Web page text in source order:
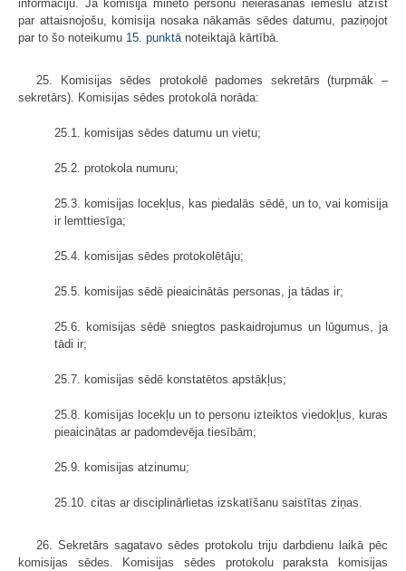
informāciju. Ja komisija minēto personu neierašanās iemeslu atzīst
par attaisnojošu, komisija nosaka nākamās sēdes datumu, paziņojot
par to šo noteikumu 15. punktā noteiktajā kārtībā.
25. Komisijas sēdes protokolē padomes sekretārs (turpmāk –
sekretārs). Komisijas sēdes protokolā norāda:
25.1. komisijas sēdes datumu un vietu;
25.2. protokola numuru;
25.3. komisijas locekļus, kas piedalās sēdē, un to, vai komisija
ir lemttiesīga;
25.4. komisijas sēdes protokolētāju;
25.5. komisijas sēdē pieaicinātās personas, ja tādas ir;
25.6. komisijas sēdē sniegtos paskaidrojumus un lūgumus, ja
tādi ir;
25.7. komisijas sēdē konstatētos apstākļus;
25.8. komisijas locekļu un to personu izteiktos viedokļus, kuras
pieaicinātas ar padomdevēja tiesībām;
25.9. komisijas atzinumu;
25.10. citas ar disciplinārlietas izskatīšanu saistītas ziņas.
26. Sekretārs sagatavo sēdes protokolu triju darbdienu laikā pēc
komisijas sēdes. Komisijas sēdes protokolu paraksta komisijas